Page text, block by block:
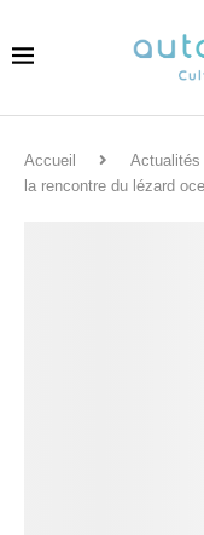
Accueil Actualités
la rencontre du lézard